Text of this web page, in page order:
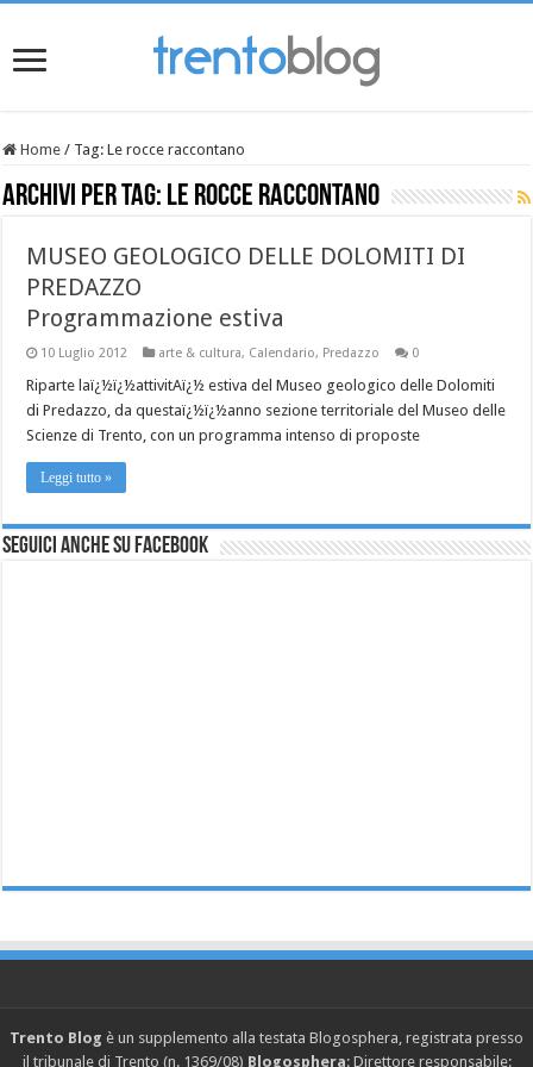
Home / Tag:Le rocce raccontano
Archivi per tag: Le rocce raccontano
MUSEO GEOLOGICO DELLE DOLOMITI DI
PREDAZZO
Programmazione estiva
10 Luglio 2012 arte & cultura, Calendario, Predazzo 0
Riparte laï¿½ï¿½attivitAï¿½ estiva del Museo geologico delle Dolomiti
di Predazzo, da questaï¿½ï¿½anno sezione territoriale del Museo delle
Scienze di Trento, con un programma intenso di proposte
Leggi tutto »
Seguici anche su Facebook
Trento Blog è un supplemento alla testata Blogosphera, registrata presso
il tribunale di Trento (n. 1369/08) Blogosphera: Direttore responsabile: